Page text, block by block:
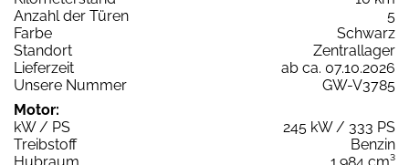
Anzahl der Türen
5
Farbe
Schwarz
Standort
Zentrallager
Lieferzeit
ab ca. 07.10.2026
Unsere Nummer
GW-V3785
Motor:
kW / PS
245 kW / 333 PS
Treibstoff
Benzin